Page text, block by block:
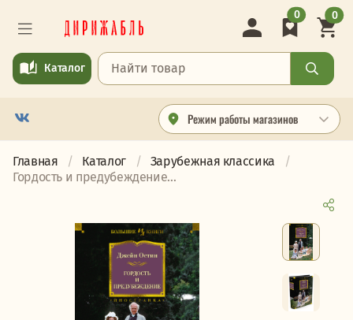
Режим работы магазинов
Каталог
0 0
Главная Каталог
Зарубежная классика
Гордость и предубеждение...